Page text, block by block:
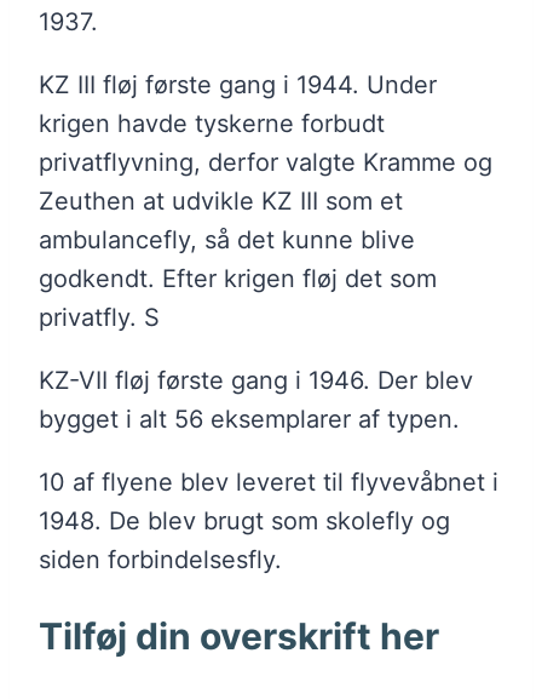
1937.
KZ III fløj første gang i 1944. Under
krigen havde tyskerne forbudt
privatflyvning, derfor valgte Kramme og
Zeuthen at udvikle KZ III som et
ambulancefly, så det kunne blive
godkendt. Efter krigen fløj det som
privatfly. S
KZ-VII fløj første gang i 1946. Der blev
bygget i alt 56 eksemplarer af typen.
10 af flyene blev leveret til flyvevåbnet i
1948. De blev brugt som skolefly og
siden forbindelsesfly.
Tilføj din overskrift her